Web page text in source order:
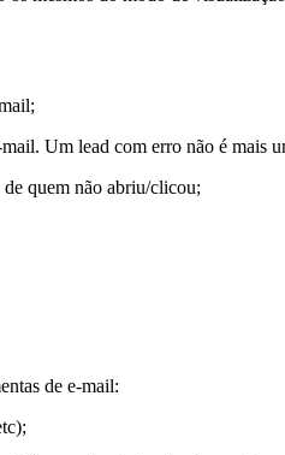
Um lead com erro não é mais
quem não abriu/clicou;
de e-mail: